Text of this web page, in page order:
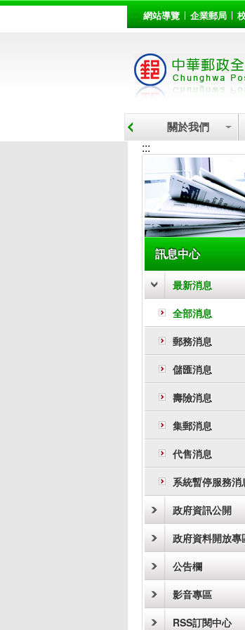
::: 網站導覽 企業郵局
關於我們
:::
訊息中心
最新消息
全部消息
郵務消息
儲匯消息
壽險消息
集郵消息
代售消息
系統暫停服務消
政府資訊公開
政府資料開放專
公告欄
影音專區
RSS訂閱中心